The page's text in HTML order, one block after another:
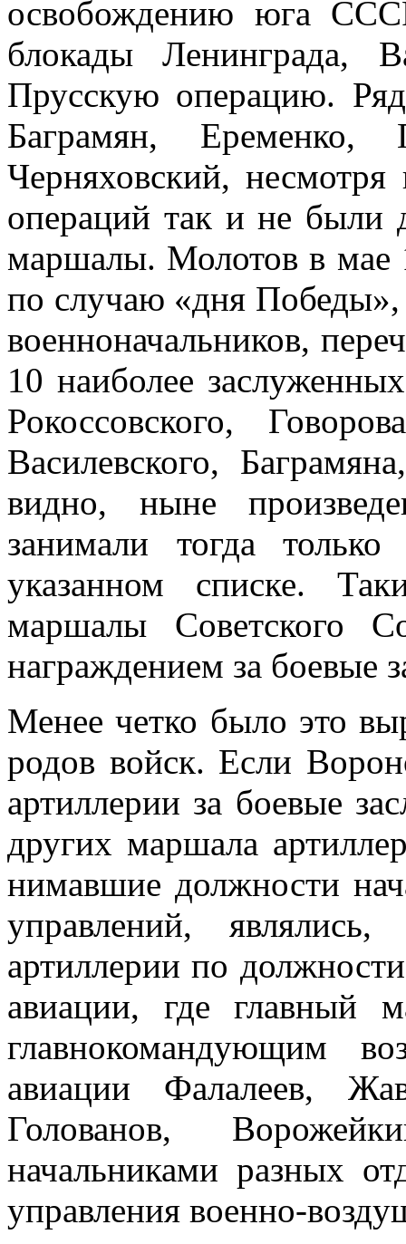
освобождению юга
блокады Ленинграда,
Прусскую операцию.
Баграмян, Еременко,
Черняховский,
операций так и не бы­ли
маршалы. Молотов в мае
по случаю «дня Победы»,
военноначальников,
10 наиболее
Рокоссовского,
Василевского,
видно, ныне
занимали тогда
указанном списке.
маршалы Советского
награждением за боевые
Менее четко было это
родов войск. Ес­ли
артиллерии за боевые
других маршала
нимавшие должности
управлений,
артиллерии по
авиации, где главный
главнокоманду­ющим
авиации Фалалеев,
Голованов,
начальниками разных
управления военно-